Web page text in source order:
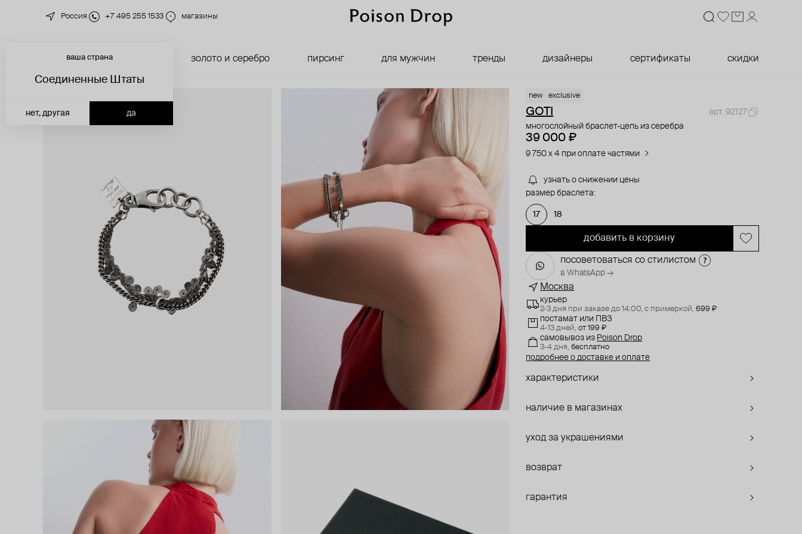
Россия +7 495 255 1533 магазины
новинки золото и серебро пирсинг для мужчин тренды дизайнеры сертификаты скидки
ваша страна
Соединенные Штаты
да
нет, другая
new exclusive
GOTI
арт. 92127
многослойный браслет-цепь из серебра
39 000 ₽
9 750 x 4 при оплате частями
узнать о снижении цены
размер браслета:
17 18
добавить в корзину
посоветоваться со стилистом
в WhatsApp →
Москва
курьер
2-3 дня при заказе до 14:00,с примеркой, 699 ₽
постамат или ПВЗ
4-13 дней,от 199 ₽
самовывоз из Poison Drop
3-4 дня,бесплатно
подробнее о доставке и оплате
характеристики
наличие в магазинах
уход за украшениями
возврат
гарантия